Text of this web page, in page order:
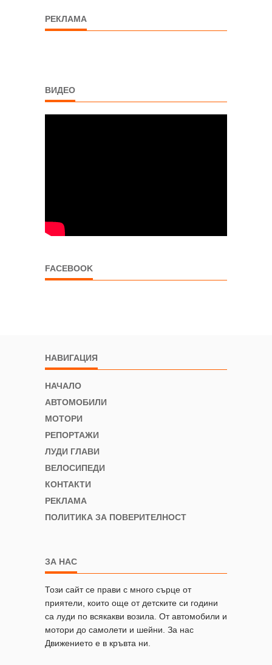
РЕКЛАМА
ВИДЕО
FACEBOOK
НАВИГАЦИЯ
НАЧАЛО
АВТОМОБИЛИ
МОТОРИ
РЕПОРТАЖИ
ЛУДИ ГЛАВИ
ВЕЛОСИПЕДИ
КОНТАКТИ
РЕКЛАМА
ПОЛИТИКА ЗА ПОВЕРИТЕЛНОСТ
ЗА НАС
Този сайт се прави с много сърце от
приятели, които още от детските си години
са луди по всякакви возила. От автомобили и
мотори до самолети и шейни. За нас
Движението е в кръвта ни.